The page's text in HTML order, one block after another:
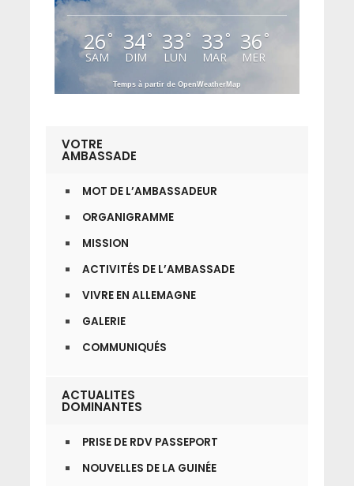
26°
SAM
34°
DIM
33 °
LUN
33 °
MAR
36 °
MER
Temps à partir de OpenWeatherMap
VOTRE
AMBASSADE
MOT DE L’AMBASSADEUR
ORGANIGRAMME
MISSION
ACTIVITÉS DE L’AMBASSADE
VIVRE EN ALLEMAGNE
GALERIE
COMMUNIQUÉS
ACTUALITES
DOMINANTES
PRISE DE RDV PASSEPORT
NOUVELLES DE LA GUINÉE